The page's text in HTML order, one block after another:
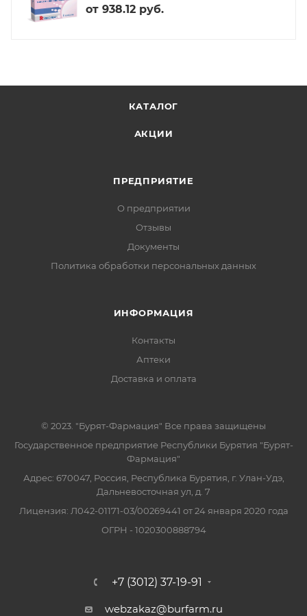
от 938.12 руб.
КАТАЛОГ
АКЦИИ
ПРЕДПРИЯТИЕ
О предприятии
Отзывы
Документы
Политика обработки персональных данных
ИНФОРМАЦИЯ
Контакты
Аптеки
Доставка и оплата
© 2023. "Бурят-Фармация" Все права защищены
Государственное предприятие Республики Бурятия "Бурят-
Фармация"
Адрес: 670047, Россия, Республика Бурятия, г. Улан-Удэ,
Дальневосточная ул, д. 7
Лицензия: Л042-01171-03/00269441 от 24 января 2020 года
ОГРН - 1020300888794
+7 (3012) 37-19-91
webzakaz@burfarm.ru